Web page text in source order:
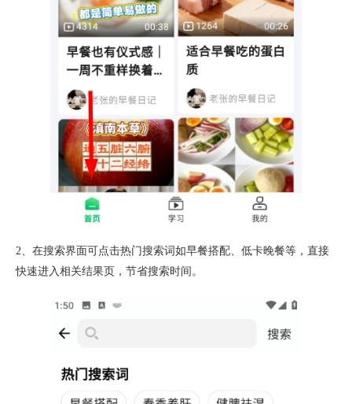
2、在搜索界面可点击热门搜索词如早餐搭配、低卡晚餐等，直接
快速进入相关结果页，节省搜索时间。